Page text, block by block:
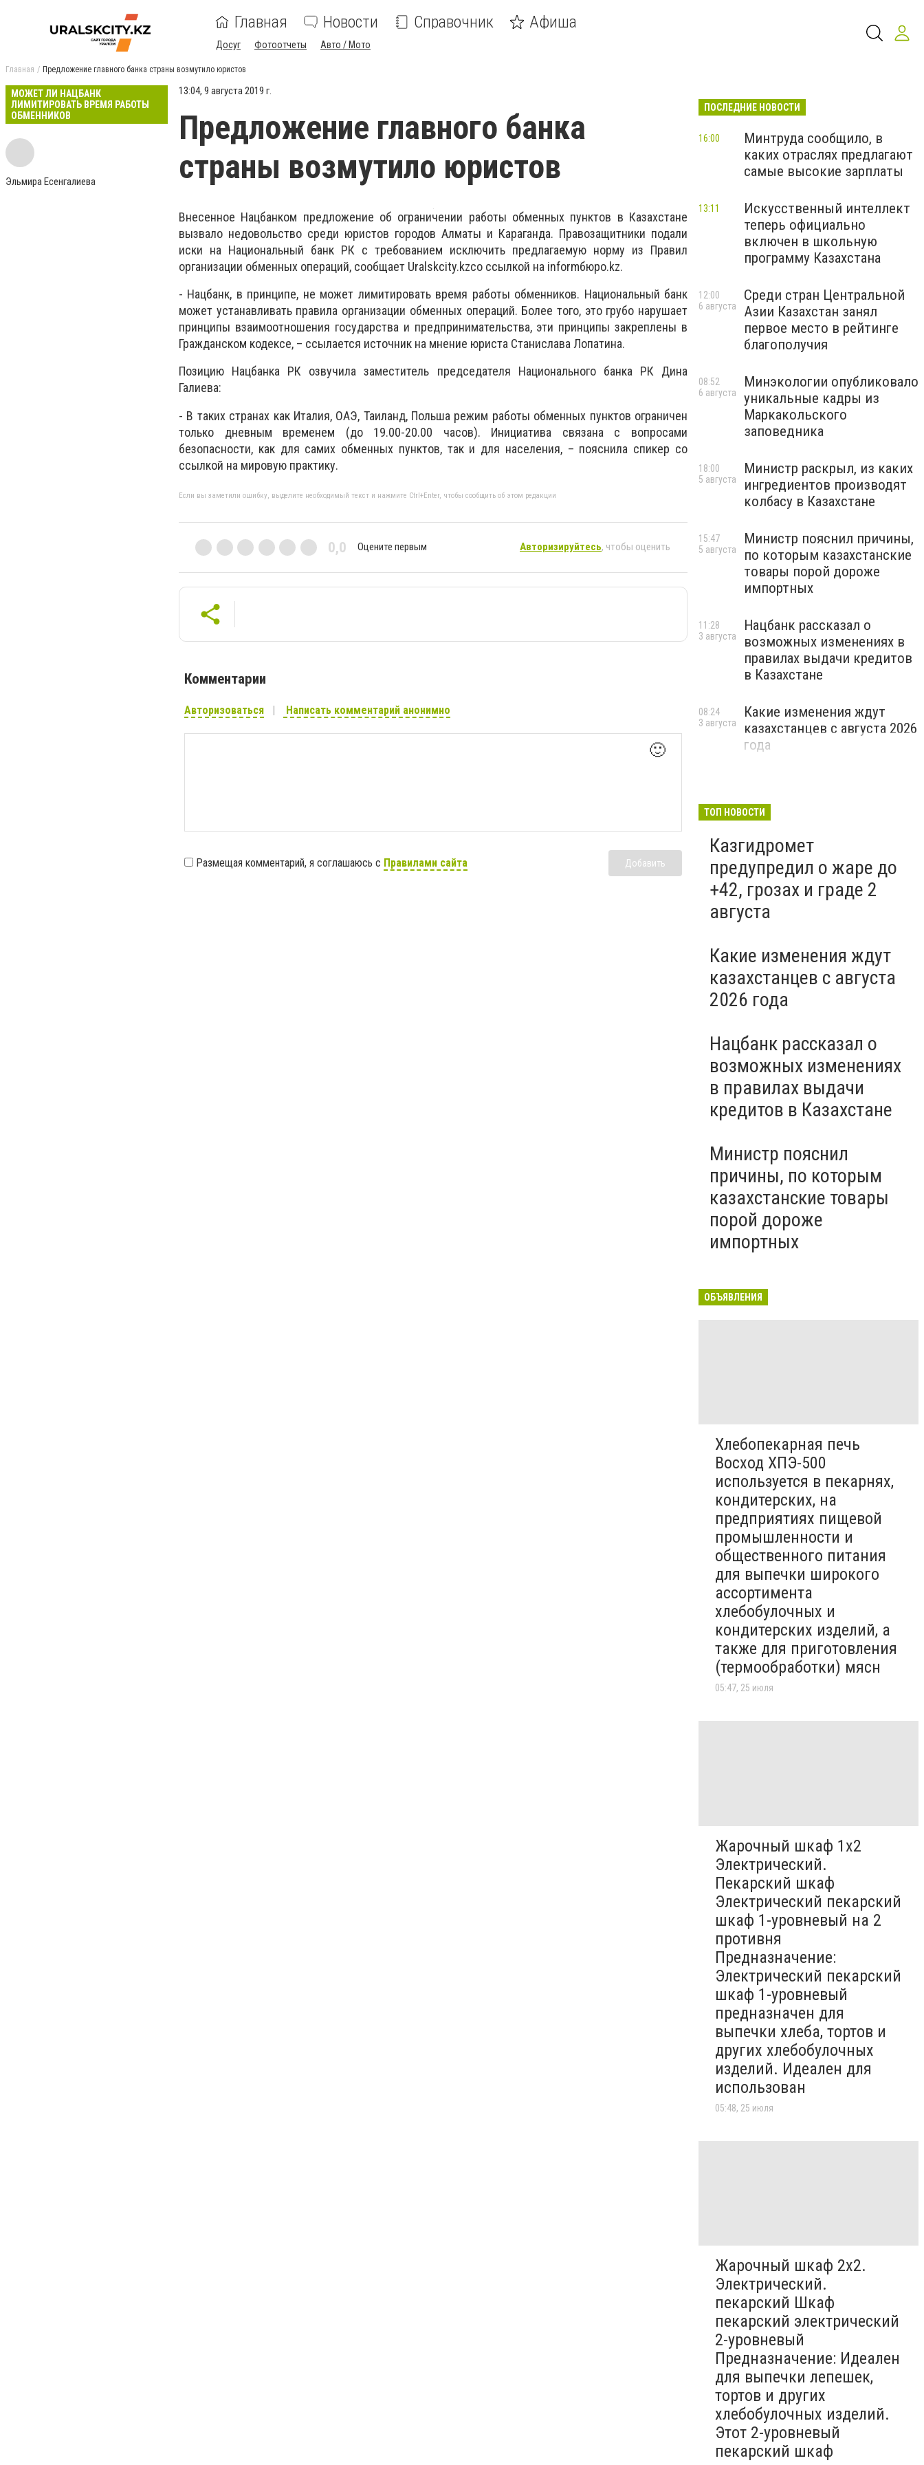
Главная Новости Справочник Афиша
Досуг Фотоотчеты Авто / Мото
Главная Предложение главного банка страны возмутило юристов
МОЖЕТ ЛИ НАЦБАНК
ЛИМИТИРОВАТЬ ВРЕМЯ РАБОТЫ
ОБМЕННИКОВ
Эльмира Есенгалиева
13:04, 9 августа 2019 г.
Предложение главного банка
страны возмутило юристов
Внесенное Нацбанком предложение об ограничении работы обменных пунктов в Казахстане
вызвало недовольство среди юристов городов Алматы и Караганда. Правозащитники подали
иски на Национальный банк РК с требованием исключить предлагаемую норму из Правил
организации обменных операций, сообщает Uralskcity.kzсо ссылкой на informбюро.kz.
- Нацбанк, в принципе, не может лимитировать время работы обменников. Национальный банк
может устанавливать правила организации обменных операций. Более того, это грубо нарушает
принципы взаимоотношения государства и предпринимательства, эти принципы закреплены в
Гражданском кодексе, – ссылается источник на мнение юриста Станислава Лопатина.
Позицию Нацбанка РК озвучила заместитель председателя Национального банка РК Дина
Галиева:
- В таких странах как Италия, ОАЭ, Таиланд, Польша режим работы обменных пунктов ограничен
только дневным временем (до 19.00-20.00 часов). Инициатива связана с вопросами
безопасности, как для самих обменных пунктов, так и для населения, – пояснила спикер со
ссылкой на мировую практику.
Если вы заметили ошибку, выделите необходимый текст и нажмите Ctrl+Enter, чтобы сообщить об этом редакции
0,0 Оцените первым Авторизируйтесь, чтобы оценить
Комментарии
Авторизоваться Написать комментарий анонимно
🙂
Размещая комментарий, я соглашаюсь с Правилами сайта Добавить
ПОСЛЕДНИЕ НОВОСТИ
Минтруда сообщило, в
каких отраслях предлагают
самые высокие зарплаты
16:00
Искусственный интеллект
теперь официально
включен в школьную
программу Казахстана
13:11
Среди стран Центральной
Азии Казахстан занял
первое место в рейтинге
благополучия
12:00
6 августа
Минэкологии опубликовало
уникальные кадры из
Маркакольского
заповедника
08:52
6 августа
Министр раскрыл, из каких
ингредиентов производят
колбасу в Казахстане
18:00
5 августа
Министр пояснил причины,
по которым казахстанские
товары порой дороже
импортных
15:47
5 августа
Нацбанк рассказал о
возможных изменениях в
правилах выдачи кредитов
в Казахстане
11:28
3 августа
Какие изменения ждут
казахстанцев с августа 2026
года
08:24
3 августа
ТОП НОВОСТИ
Казгидромет
предупредил о жаре до
+42, грозах и граде 2
августа
Какие изменения ждут
казахстанцев с августа
2026 года
Нацбанк рассказал о
возможных изменениях
в правилах выдачи
кредитов в Казахстане
Министр пояснил
причины, по которым
казахстанские товары
порой дороже
импортных
ОБЪЯВЛЕНИЯ
Хлебопекарная печь
Восход ХПЭ-500
используется в пекарнях,
кондитерских, на
предприятиях пищевой
промышленности и
общественного питания
для выпечки широкого
ассортимента
хлебобулочных и
кондитерских изделий, а
также для приготовления
(термообработки) мясн
05:47, 25 июля
Жарочный шкаф 1х2
Электрический.
Пекарский шкаф
Электрический пекарский
шкаф 1-уровневый на 2
противня
Предназначение:
Электрический пекарский
шкаф 1-уровневый
предназначен для
выпечки хлеба, тортов и
других хлебобулочных
изделий. Идеален для
использован
05:48, 25 июля
Жарочный шкаф 2х2.
Электрический.
пекарский Шкаф
пекарский электрический
2-уровневый
Предназначение: Идеален
для выпечки лепешек,
тортов и других
хлебобулочных изделий.
Этот 2-уровневый
пекарский шкаф